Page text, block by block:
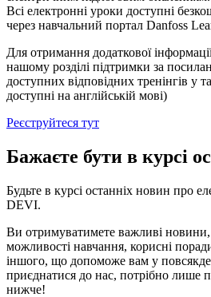
Всі електронні уроки доступні
через навчальний портал Danfoss
Для отримання додаткової
нашому розділі підтримки за
доступних відповідних тренінгів у
доступні на англійській мові)
Реєструйтеся тут
Бажаєте бути в курсі
Будьте в курсі останніх новин про
DEVI.
Ви отримуватимете важливі
можливості навчання, корисні
іншого, що допоможе вам у
приєднатися до нас, потрібно лише
нижче!